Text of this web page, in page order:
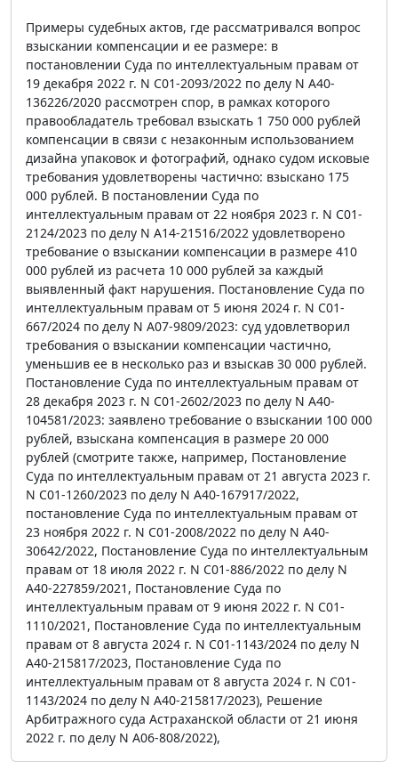
Примеры судебных актов, где рассматривался вопрос
взыскании компенсации и ее размере: в
постановлении Суда по интеллектуальным правам от
19 декабря 2022 г. N С01-2093/2022 по делу N А40-
136226/2020 рассмотрен спор, в рамках которого
правообладатель требовал взыскать 1 750 000 рублей
компенсации в связи с незаконным использованием
дизайна упаковок и фотографий, однако судом исковые
требования удовлетворены частично: взыскано 175
000 рублей. В постановлении Суда по
интеллектуальным правам от 22 ноября 2023 г. N С01-
2124/2023 по делу N А14-21516/2022 удовлетворено
требование о взыскании компенсации в размере 410
000 рублей из расчета 10 000 рублей за каждый
выявленный факт нарушения. Постановление Суда по
интеллектуальным правам от 5 июня 2024 г. N С01-
667/2024 по делу N А07-9809/2023: суд удовлетворил
требования о взыскании компенсации частично,
уменьшив ее в несколько раз и взыскав 30 000 рублей.
Постановление Суда по интеллектуальным правам от
28 декабря 2023 г. N С01-2602/2023 по делу N А40-
104581/2023: заявлено требование о взыскании 100 000
рублей, взыскана компенсация в размере 20 000
рублей (смотрите также, например, Постановление
Суда по интеллектуальным правам от 21 августа 2023 г.
N С01-1260/2023 по делу N А40-167917/2022,
постановление Суда по интеллектуальным правам от
23 ноября 2022 г. N С01-2008/2022 по делу N А40-
30642/2022, Постановление Суда по интеллектуальным
правам от 18 июля 2022 г. N С01-886/2022 по делу N
А40-227859/2021, Постановление Суда по
интеллектуальным правам от 9 июня 2022 г. N С01-
1110/2021, Постановление Суда по интеллектуальным
правам от 8 августа 2024 г. N С01-1143/2024 по делу N
А40-215817/2023, Постановление Суда по
интеллектуальным правам от 8 августа 2024 г. N С01-
1143/2024 по делу N А40-215817/2023), Решение
Арбитражного суда Астраханской области от 21 июня
2022 г. по делу N А06-808/2022),